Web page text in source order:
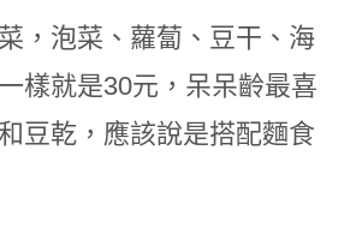
，泡菜、蘿蔔、豆干、海
樣就是30元，呆呆齡最喜
豆乾，應該說是搭配麵食